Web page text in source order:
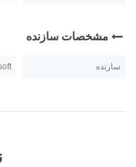
مشخصات سازنده
سازنده